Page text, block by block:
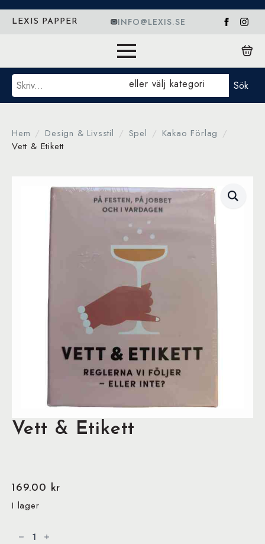
LEXIS PAPPER INFO@LEXIS.SE
Sök eller välj kategori Sök
Hem Design & Livsstil Spel
Kakao Förlag
Vett & Etikett
Vett & Etikett
169.00 kr
I lager
Etikett